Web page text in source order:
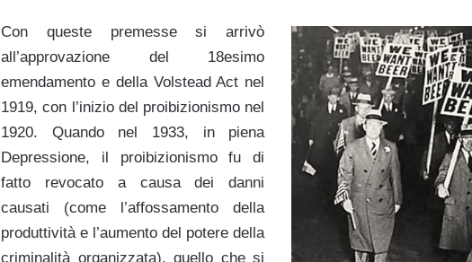
Con queste premesse si arrivò
all’approvazione del 18esimo
emendamento e della Volstead Act nel
1919, con l’inizio del proibizionismo nel
1920. Quando nel 1933, in piena
Depressione, il proibizionismo fu di
fatto revocato a causa dei danni
causati (come l’affossamento della
produttività e l’aumento del potere della
criminalità organizzata), quello che si